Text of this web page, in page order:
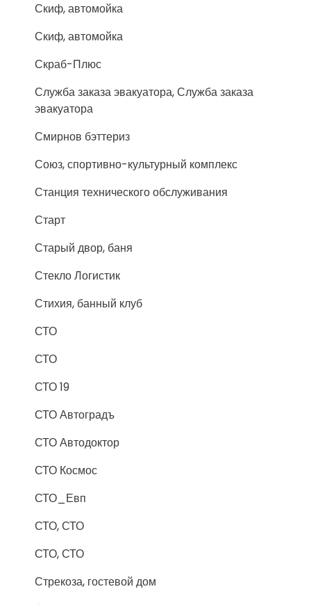
Скиф, автомойка
Скиф, автомойка
Скраб-Плюс
Служба заказа эвакуатора, Служба заказа
эвакуатора
Смирнов бэттериз
Союз, спортивно-культурный комплекс
Станция технического обслуживания
Старт
Старый двор, баня
Стекло Логистик
Стихия, банный клуб
СТО
СТО
СТО 19
СТО Автоградъ
СТО Автодоктор
СТО Космос
СТО_Евп
СТО, СТО
СТО, СТО
Стрекоза, гостевой дом